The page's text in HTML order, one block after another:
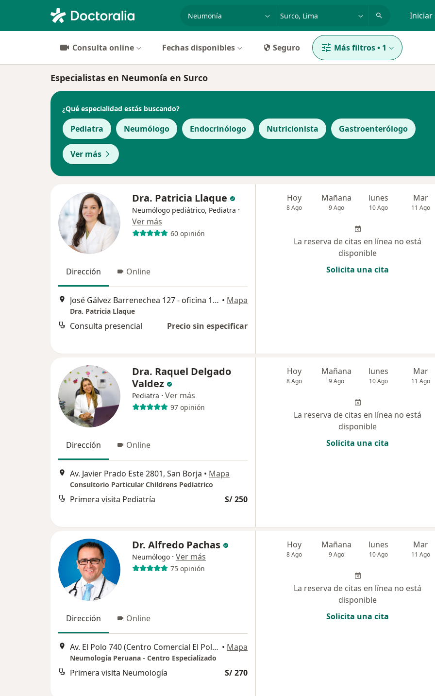
especialidad, enfermedad o nombre Iniciar
Consulta online Fechas disponibles Seguro Más filtros• 1
Especialistas en Neumonía en Surco
¿Qué especialidad estás buscando?
Pediatra Neumólogo Endocrinólogo Nutricionista Gastroenterólogo
Ver más
Dra. Patricia Llaque
Neumólogo pediátrico, Pediatra ·
Ver más
60 opinión
Dirección Online
José Gálvez Barrenechea 127 - oficina 102, San Isidro • Mapa
Dra. Patricia Llaque
Consulta presencial Precio sin especificar
Hoy
8 Ago
Mañana
9 Ago
lunes
10 Ago
Mar
11 Ago
La reserva de citas en línea no está
disponible
Solicita una cita
Dra. Raquel Delgado
Valdez
Pediatra · Ver más
97 opinión
Dirección Online
Av. Javier Prado Este 2801, San Borja • Mapa
Consultorio Particular Childrens Pediatrico
Primera visita Pediatría S/ 250
Hoy
8 Ago
Mañana
9 Ago
lunes
10 Ago
Mar
11 Ago
La reserva de citas en línea no está
disponible
Solicita una cita
Dr. Alfredo Pachas
Neumólogo · Ver más
75 opinión
Dirección Online
Av. El Polo 740 (Centro Comercial El Polo, Edificio C. Alt Embajada USA), Lima • Mapa
Neumología Peruana - Centro Especializado
Primera visita Neumología S/ 270
Hoy
8 Ago
Mañana
9 Ago
lunes
10 Ago
Mar
11 Ago
La reserva de citas en línea no está
disponible
Solicita una cita